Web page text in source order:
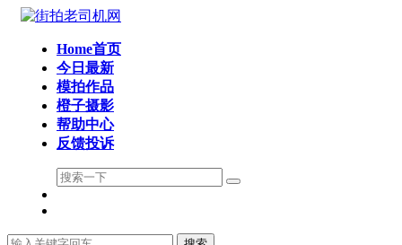
Home首页
今日最新
模拍作品
橙子摄影
帮助中心
反馈投诉